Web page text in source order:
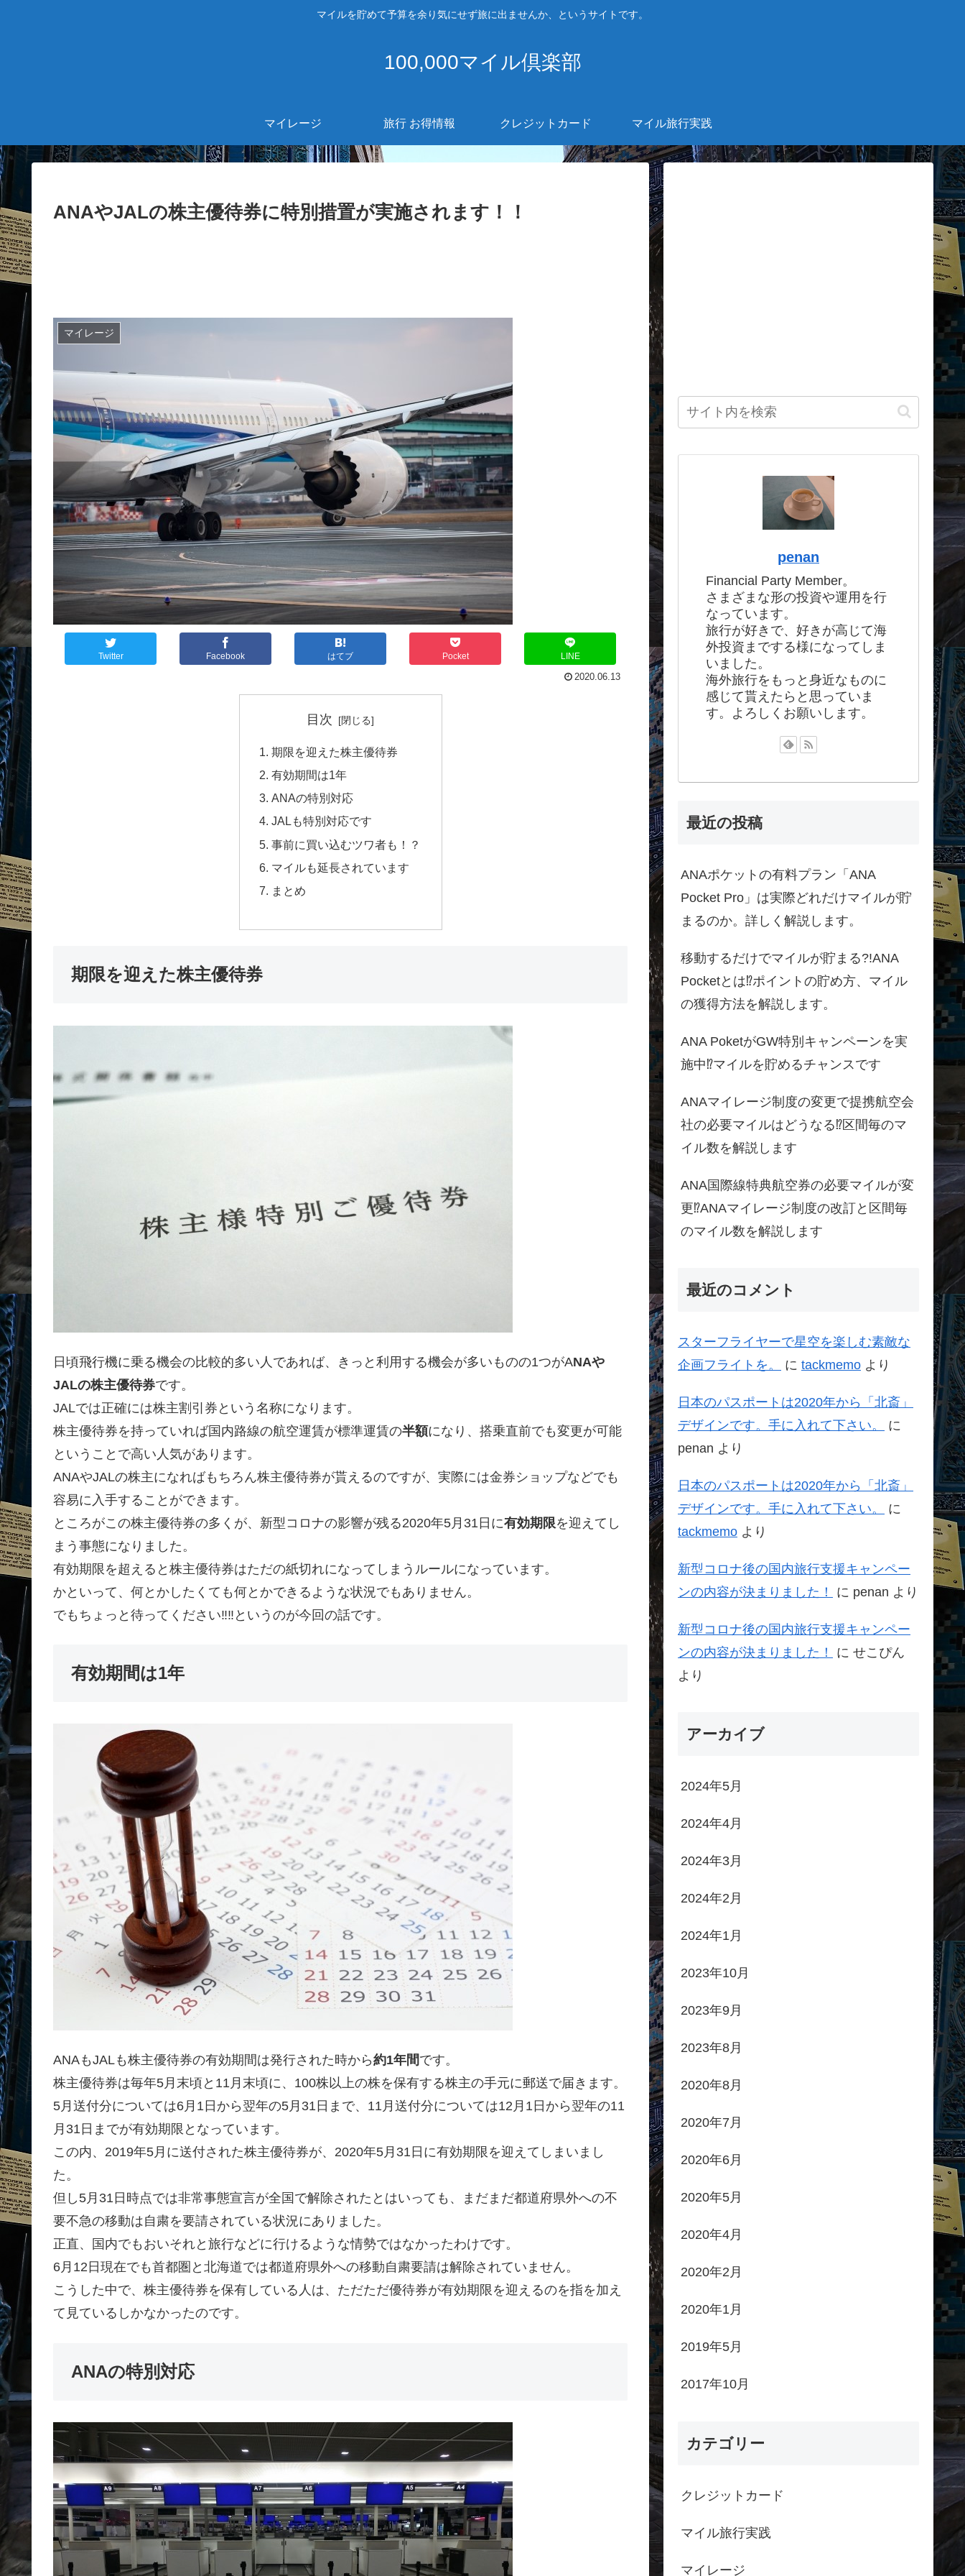
マイルを貯めて予算を余り気にせず旅に出ませんか、というサイトです。
100,000マイル倶楽部
マイレージ 旅行 お得情報 クレジットカード マイル旅行実践
ANAやJALの株主優待券に特別措置が実施されます！！
マイレージ
Twitter Facebook はてブ Pocket LINE
2020.06.13
目次
期限を迎えた株主優待券
有効期間は1年
ANAの特別対応
JALも特別対応です
事前に買い込むツワ者も！？
マイルも延長されています
まとめ
期限を迎えた株主優待券
日頃飛行機に乗る機会の比較的多い人であれば、きっと利用する機会が多いものの1つがANAや
JALの株主優待券です。
JALでは正確には株主割引券という名称になります。
株主優待券を持っていれば国内路線の航空運賃が標準運賃の半額になり、搭乗直前でも変更が可能
ということで高い人気があります。
ANAやJALの株主になればもちろん株主優待券が貰えるのですが、実際には金券ショップなどでも
容易に入手することができます。
ところがこの株主優待券の多くが、新型コロナの影響が残る2020年5月31日に有効期限を迎えてし
まう事態になりました。
有効期限を超えると株主優待券はただの紙切れになってしまうルールになっています。
かといって、何とかしたくても何とかできるような状況でもありません。
でもちょっと待ってください‼‼というのが今回の話です。
有効期間は1年
ANAもJALも株主優待券の有効期間は発行された時から約1年間です。
株主優待券は毎年5月末頃と11月末頃に、100株以上の株を保有する株主の手元に郵送で届きます。
5月送付分については6月1日から翌年の5月31日まで、11月送付分については12月1日から翌年の11
月31日までが有効期限となっています。
この内、2019年5月に送付された株主優待券が、2020年5月31日に有効期限を迎えてしまいまし
た。
但し5月31日時点では非常事態宣言が全国で解除されたとはいっても、まだまだ都道府県外への不
要不急の移動は自粛を要請されている状況にありました。
正直、国内でもおいそれと旅行などに行けるような情勢ではなかったわけです。
6月12日現在でも首都圏と北海道では都道府県外への移動自粛要請は解除されていません。
こうした中で、株主優待券を保有している人は、ただただ優待券が有効期限を迎えるのを指を加え
て見ているしかなかったのです。
ANAの特別対応
penan
Financial Party Member。
さまざまな形の投資や運用を行
なっています。
旅行が好きで、好きが高じて海
外投資までする様になってしま
いました。
海外旅行をもっと身近なものに
感じて貰えたらと思っていま
す。よろしくお願いします。
最近の投稿
ANAポケットの有料プラン「ANA
Pocket Pro」は実際どれだけマイルが貯
まるのか。詳しく解説します。
移動するだけでマイルが貯まる?!ANA
Pocketとは⁉ポイントの貯め方、マイル
の獲得方法を解説します。
ANA PoketがGW特別キャンペーンを実
施中⁉マイルを貯めるチャンスです
ANAマイレージ制度の変更で提携航空会
社の必要マイルはどうなる⁉区間毎のマ
イル数を解説します
ANA国際線特典航空券の必要マイルが変
更⁉ANAマイレージ制度の改訂と区間毎
のマイル数を解説します
最近のコメント
スターフライヤーで星空を楽しむ素敵な
企画フライトを。
に tackmemo より
日本のパスポートは2020年から「北斎」
デザインです。手に入れて下さい。
に
penan より
日本のパスポートは2020年から「北斎」
デザインです。手に入れて下さい。
に
tackmemo より
新型コロナ後の国内旅行支援キャンペー
ンの内容が決まりました！
に penan より
新型コロナ後の国内旅行支援キャンペー
ンの内容が決まりました！
に せこぴん
より
アーカイブ
2024年5月
2024年4月
2024年3月
2024年2月
2024年1月
2023年10月
2023年9月
2023年8月
2020年8月
2020年7月
2020年6月
2020年5月
2020年4月
2020年2月
2020年1月
2019年5月
2017年10月
カテゴリー
クレジットカード
マイル旅行実践
マイレージ